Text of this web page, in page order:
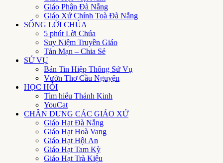
Giáo Phận Đà Nẵng
Giáo Xứ Chính Toà Đà Nẵng
SỐNG LỜI CHÚA
5 phút Lời Chúa
Suy Niệm Truyền Giáo
Tản Mạn – Chia Sẻ
SỨ VỤ
Bản Tin Hiệp Thông Sứ Vụ
Vườn Thơ Cầu Nguyện
HỌC HỎI
Tìm hiểu Thánh Kinh
YouCat
CHÂN DUNG CÁC GIÁO XỨ
Giáo Hạt Đà Nẵng
Giáo Hạt Hoà Vang
Giáo Hạt Hội An
Giáo Hạt Tam Kỳ
Giáo Hạt Trà Kiệu